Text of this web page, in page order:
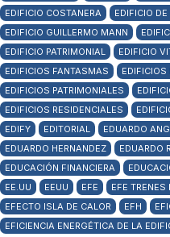
EDIFICIO COSTANERA EDIFICIO
EDIFICIO GUILLERMO MANN
EDIFICIO PATRIMONIAL
EDIFICIO
EDIFICIOS FANTASMAS
EDIFICIOS
EDIFICIOS PATRIMONIALES
EDIFICIOS RESIDENCIALES
EDIFY
EDITORIAL EDUARDO
EDUARDO HERNANDEZ
EDUARDO
EDUCACIÓN FINANCIERA
EE.UU
EEUU EFE EFE TRENES
EFECTO ISLA DE CALOR
EFH
EFICIENCIA ENERGÉTICA DE LA